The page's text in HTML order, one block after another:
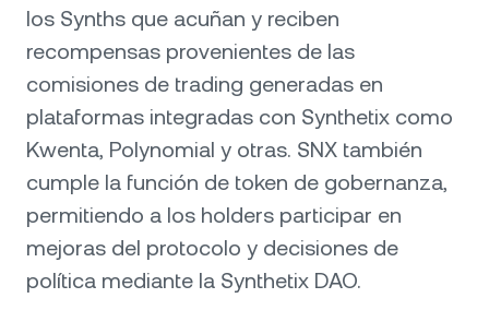
los Synths que acuñan y reciben
recompensas provenientes de las
comisiones de trading generadas en
plataformas integradas con Synthetix como
Kwenta, Polynomial y otras. SNX también
cumple la función de token de gobernanza,
permitiendo a los holders participar en
mejoras del protocolo y decisiones de
política mediante la Synthetix DAO.